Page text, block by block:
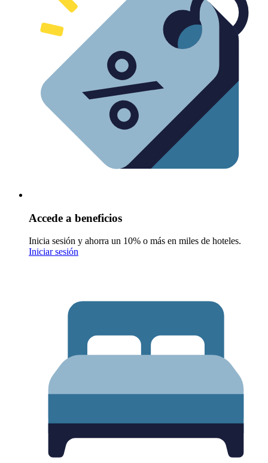
Accede a beneficios
Inicia sesión y ahorra un 10% o más en miles de hoteles.
Iniciar sesión